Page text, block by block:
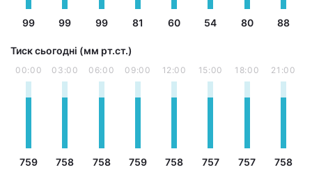
99 99 99 81 60 54 80 88
Тиск сьогодні (мм рт.ст.)
00:00
759
03:00
758
06:00
758
09:00
759
12:00
758
15:00
757
18:00
757
21:00
758